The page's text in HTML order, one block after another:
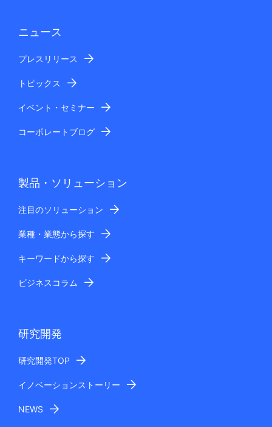
ニュース
プレスリリース
トピックス
イベント・セミナー
コーポレートブログ
製品・ソリューション
注目のソリューション
業種・業態から探す
キーワードから探す
ビジネスコラム
研究開発
研究開発TOP
イノベーションストーリー
NEWS